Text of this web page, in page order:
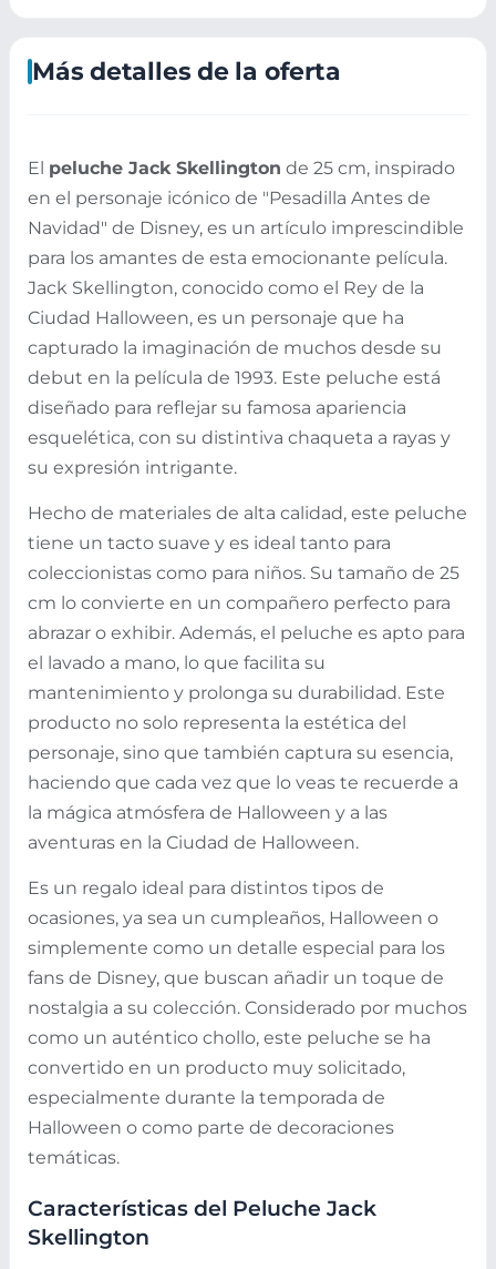
Más detalles de la oferta
El peluche Jack Skellington de 25 cm, inspirado
en el personaje icónico de "Pesadilla Antes de
Navidad" de Disney, es un artículo imprescindible
para los amantes de esta emocionante película.
Jack Skellington, conocido como el Rey de la
Ciudad Halloween, es un personaje que ha
capturado la imaginación de muchos desde su
debut en la película de 1993. Este peluche está
diseñado para reflejar su famosa apariencia
esquelética, con su distintiva chaqueta a rayas y
su expresión intrigante.
Hecho de materiales de alta calidad, este peluche
tiene un tacto suave y es ideal tanto para
coleccionistas como para niños. Su tamaño de 25
cm lo convierte en un compañero perfecto para
abrazar o exhibir. Además, el peluche es apto para
el lavado a mano, lo que facilita su
mantenimiento y prolonga su durabilidad. Este
producto no solo representa la estética del
personaje, sino que también captura su esencia,
haciendo que cada vez que lo veas te recuerde a
la mágica atmósfera de Halloween y a las
aventuras en la Ciudad de Halloween.
Es un regalo ideal para distintos tipos de
ocasiones, ya sea un cumpleaños, Halloween o
simplemente como un detalle especial para los
fans de Disney, que buscan añadir un toque de
nostalgia a su colección. Considerado por muchos
como un auténtico chollo, este peluche se ha
convertido en un producto muy solicitado,
especialmente durante la temporada de
Halloween o como parte de decoraciones
temáticas.
Características del Peluche Jack
Skellington